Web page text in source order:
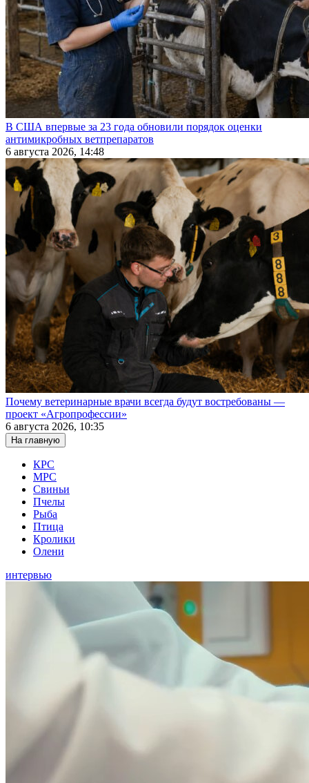
В США впервые за 23 года обновили порядок оценки
антимикробных ветпрепаратов
6 августа 2026, 14:48
Почему ветеринарные врачи всегда будут востребованы —
проект «Агропрофессии»
6 августа 2026, 10:35
На главную
КРС
МРС
Свиньи
Пчелы
Рыба
Птица
Кролики
Олени
интервью